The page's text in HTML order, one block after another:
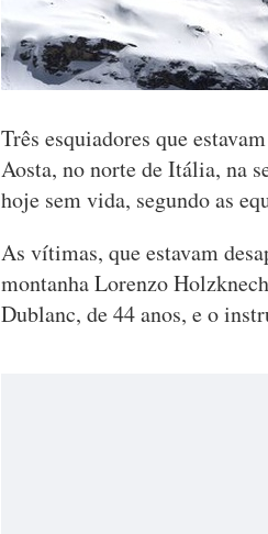
Três esquiadores que
Aosta, no norte de Itália, na
hoje sem vida, segundo as
As vítimas, que estavam
montanha Lorenzo
Dublanc, de 44 anos, e o